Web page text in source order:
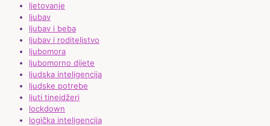
ljetovanje
ljubav
ljubav i beba
ljubav i roditeljstvo
ljubomora
ljubomorno dijete
ljudska inteligencija
ljudske potrebe
ljuti tinejdžeri
lockdown
logička inteligencija